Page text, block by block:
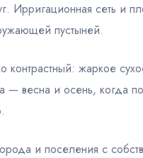
Ирригационная сеть и
пустыней.
контрастный: жаркое
весна и осень, когда
и поселения с